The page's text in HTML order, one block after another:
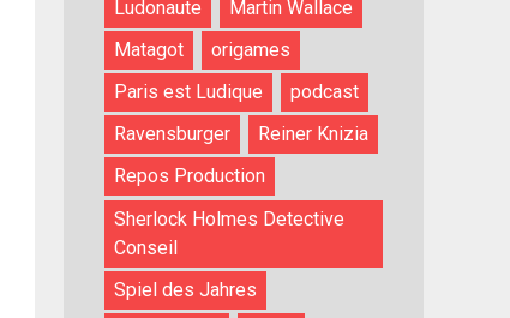
Ludonaute
Martin Wallace
Matagot
origames
Paris est Ludique
podcast
Ravensburger
Reiner Knizia
Repos Production
Sherlock Holmes Detective
Conseil
Spiel des Jahres